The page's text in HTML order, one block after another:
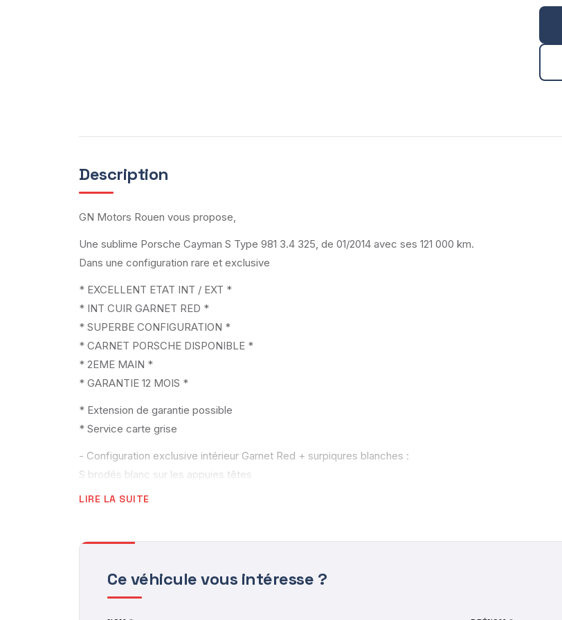
Description
GN Motors Rouen vous propose,
Une sublime Porsche Cayman S Type 981 3.4 325, de 01/2014 avec ses 121 000 km.
Dans une configuration rare et exclusive
* EXCELLENT ETAT INT / EXT *
* INT CUIR GARNET RED *
* SUPERBE CONFIGURATION *
* CARNET PORSCHE DISPONIBLE *
* 2EME MAIN *
* GARANTIE 12 MOIS *
* Extension de garantie possible
* Service carte grise
- Configuration exclusive intérieur Garnet Red + surpiqures blanches :
S brodés blanc sur les appuies têtes
Volant cuir + surpiqures
Siège cuir + surpiqures
Cuir étendu sur les portes + surpiqures
LIRE LA SUITE
Ce véhicule vous intéresse ?